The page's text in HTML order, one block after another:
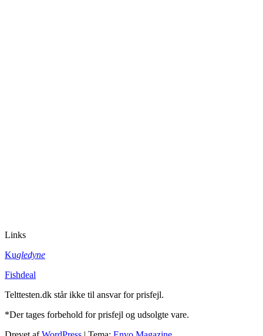
Links
Kugledyne
Fishdeal
Telttesten.dk står ikke til ansvar for prisfejl.
*Der tages forbehold for prisfejl og udsolgte vare.